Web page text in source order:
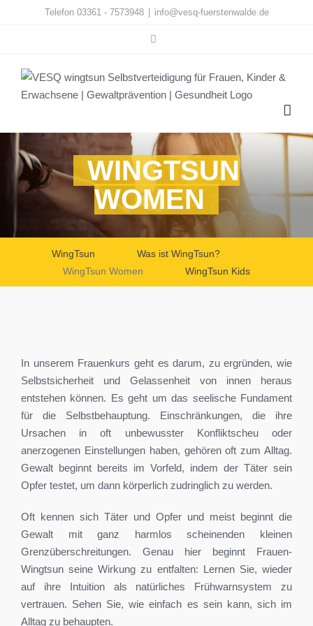
Telefon 03361 - 7573948 info@vesq-fuerstenwalde.de
Facebook
WINGTSUN
WOMEN
WingTsun
Was ist WingTsun?
WingTsun Women
WingTsun Kids
In unserem Frauenkurs geht es darum, zu ergründen, wie
Selbstsicherheit und Gelassenheit von innen heraus
entstehen können. Es geht um das seelische Fundament
für die Selbstbehauptung. Einschränkungen, die ihre
Ursachen in oft unbewusster Konfliktscheu oder
anerzogenen Einstellungen haben, gehören oft zum Alltag.
Gewalt beginnt bereits im Vorfeld, indem der Täter sein
Opfer testet, um dann körperlich zudringlich zu werden.
Oft kennen sich Täter und Opfer und meist beginnt die
Gewalt mit ganz harmlos scheinenden kleinen
Grenzüberschreitungen. Genau hier beginnt Frauen-
Wingtsun seine Wirkung zu entfalten: Lernen Sie, wieder
auf ihre Intuition als natürliches Frühwarnsystem zu
vertrauen. Sehen Sie, wie einfach es sein kann, sich im
Alltag zu behaupten.